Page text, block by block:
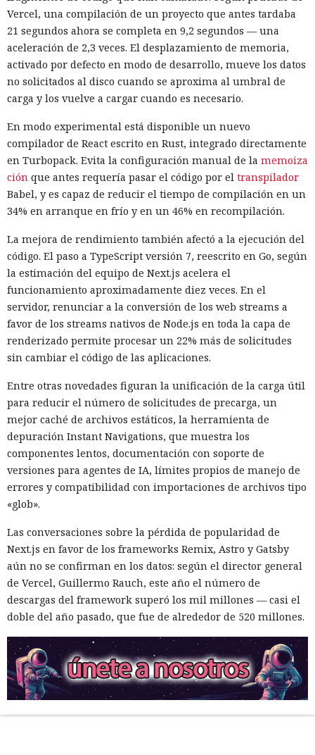
Vercel, una compilación de un proyecto que antes tardaba
21 segundos ahora se completa en 9,2 segundos — una
aceleración de 2,3 veces. El desplazamiento de memoria,
activado por defecto en modo de desarrollo, mueve los datos
no solicitados al disco cuando se aproxima al umbral de
carga y los vuelve a cargar cuando es necesario.
En modo experimental está disponible un nuevo
compilador de React escrito en Rust, integrado directamente
en Turbopack. Evita la configuración manual de la memoiza
ción que antes requería pasar el código por el transpilador
Babel, y es capaz de reducir el tiempo de compilación en un
34% en arranque en frío y en un 46% en recompilación.
La mejora de rendimiento también afectó a la ejecución del
código. El paso a TypeScript versión 7, reescrito en Go, según
la estimación del equipo de Next.js acelera el
funcionamiento aproximadamente diez veces. En el
servidor, renunciar a la conversión de los web streams a
favor de los streams nativos de Node.js en toda la capa de
renderizado permite procesar un 22% más de solicitudes
sin cambiar el código de las aplicaciones.
Entre otras novedades figuran la unificación de la carga útil
para reducir el número de solicitudes de precarga, un
mejor caché de archivos estáticos, la herramienta de
depuración Instant Navigations, que muestra los
componentes lentos, documentación con soporte de
versiones para agentes de IA, límites propios de manejo de
errores y compatibilidad con importaciones de archivos tipo
«glob».
Las conversaciones sobre la pérdida de popularidad de
Next.js en favor de los frameworks Remix, Astro y Gatsby
aún no se confirman en los datos: según el director general
de Vercel, Guillermo Rauch, este año el número de
descargas del framework superó los mil millones — casi el
doble del año pasado, que fue de alrededor de 520 millones.